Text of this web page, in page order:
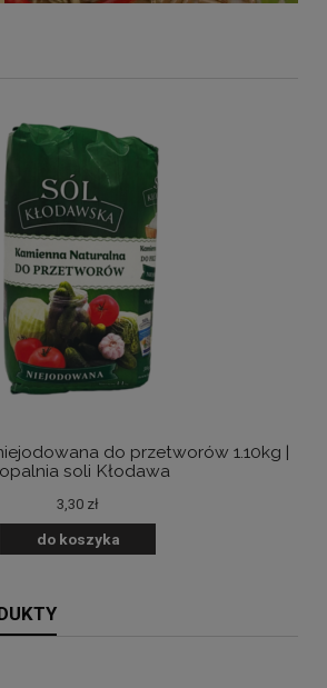
do przetworów 1.10kg |
soli Kłodawa
3,30 zł
do koszyka